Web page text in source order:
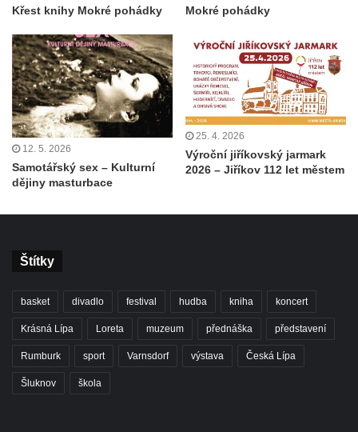
Křest knihy Mokré pohádky Mokré pohádky
12. 5. 2026
Samotářský sex – Kulturní
dějiny masturbace
25. 4. 2026
Výroční jiříkovský jarmark
2026 – Jiříkov 112 let městem
Štítky
basket divadlo festival hudba kniha koncert
Krásná Lípa Loreta muzeum přednáška představení
Rumburk sport Varnsdorf výstava Česká Lípa
Šluknov škola